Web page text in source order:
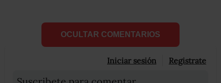
OCULTAR COMENTARIOS
Iniciar sesión Registrate